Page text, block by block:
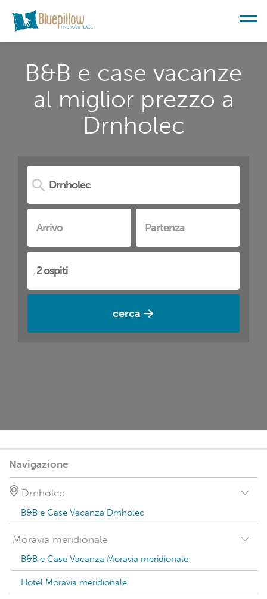
B&B e case vacanze
al miglior prezzo a
Drnholec
cerca
Navigazione
Drnholec
B&B e Case Vacanza Drnholec
Moravia meridionale
B&B e Case Vacanza Moravia meridionale
Hotel Moravia meridionale